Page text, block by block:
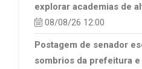
explorar academias de
08/08/26 12:00
Postagem de senador
sombrios da prefeitura